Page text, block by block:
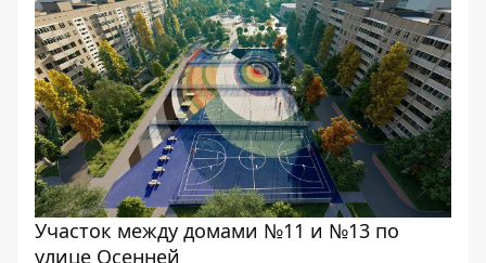
Участок между домами №11 и №13 по
улице Осенней